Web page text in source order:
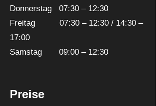
Donnerstag 07:30 – 12:30
Freitag 07:30 – 12:30 / 14:30 –
17:00
Samstag 09:00 – 12:30
Preise